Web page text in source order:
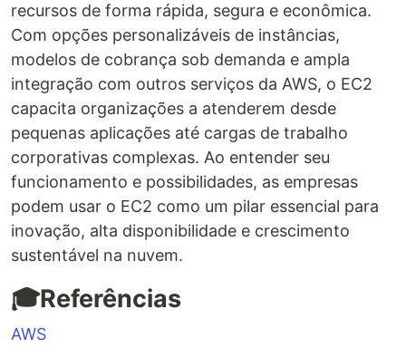
recursos de forma rápida, segura e econômica.
Com opções personalizáveis de instâncias,
modelos de cobrança sob demanda e ampla
integração com outros serviços da AWS, o EC2
capacita organizações a atenderem desde
pequenas aplicações até cargas de trabalho
corporativas complexas. Ao entender seu
funcionamento e possibilidades, as empresas
podem usar o EC2 como um pilar essencial para
inovação, alta disponibilidade e crescimento
sustentável na nuvem.
🎓Referências
AWS